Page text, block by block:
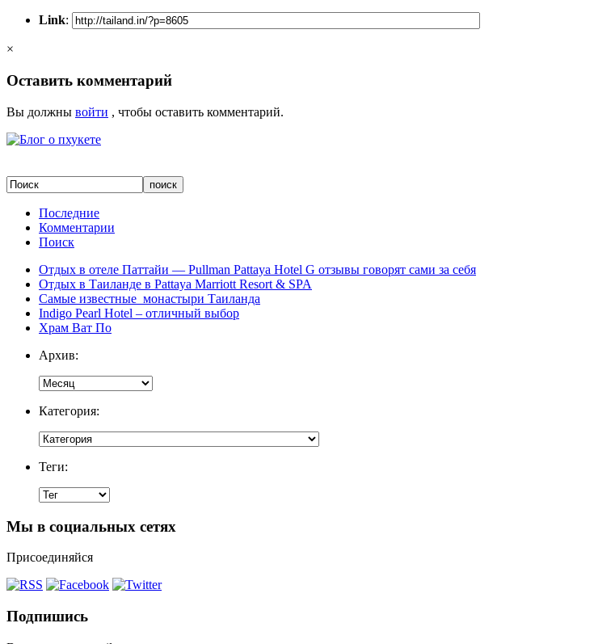
Link:
×
Оставить комментарий
Вы должны войти , чтобы оставить комментарий.
Последние
Комментарии
Поиск
Отдых в отеле Паттайи — Pullman Pattaya Hotel G отзывы говорят сами за себя
Отдых в Таиланде в Pattaya Marriott Resort & SPA
Самые известные монастыри Таиланда
Indigo Pearl Hotel – отличный выбор
Храм Ват По
Архив:
Категория:
Теги:
Мы в социальных сетях
Присоединяйся
Подпишись